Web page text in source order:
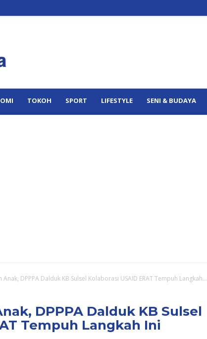
TOKOH SPORT LIFESTYLE SENI & BUDAYA
Anak, DPPPA Dalduk KB Sulsel Kolaborasi USAID ERAT Tempuh Langkah...
DPPPA Dalduk KB Sulsel
Tempuh Langkah Ini